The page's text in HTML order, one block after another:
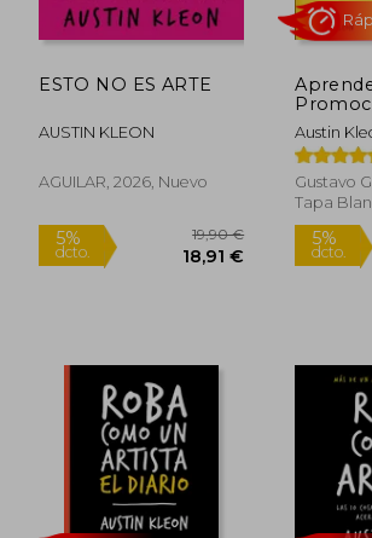
ESTO NO ES ARTE
AUSTIN KLEON
AGUILAR, 2026, Nuevo
Trabajo
Austin
Gustavo
Tapa